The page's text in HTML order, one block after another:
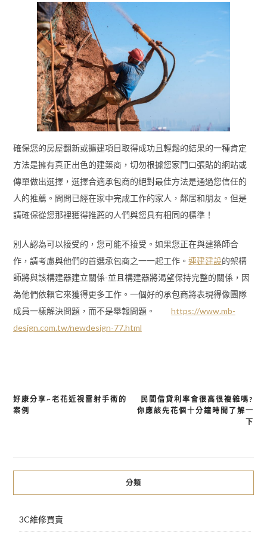
確保您的房屋翻新或擴建項目取得成功且輕鬆的結果的一種肯定
方法是擁有真正出色的建築商，切勿根據您家門口張貼的網站或
傳單做出選擇，選擇合適承包商的絕對最佳方法是通過您信任的
人的推薦。問問已經在家中完成工作的家人，鄰居和朋友。但是
請確保從您那裡獲得推薦的人們與您具有相同的標準！
別人認為可以接受的，您可能不接受。如果您正在與建築師合
作，請考慮與他們的首選承包商之一一起工作。 連建建設的架構
師將與該構建器建立關係-並且構建器將渴望保持完整的關係，因
為他們依賴它來獲得更多工作。一個好的承包商將表現得像團隊
成員一樣解決問題，而不是舉報問題。 https://www.mb-
design.com.tw/newdesign-77.html
文
民間借貸利率會很高很複雜嗎?
你應該先花個十分鐘時間了解一
下
好康分享~老花近視雷射手術的
案例
分類
3C維修買賣